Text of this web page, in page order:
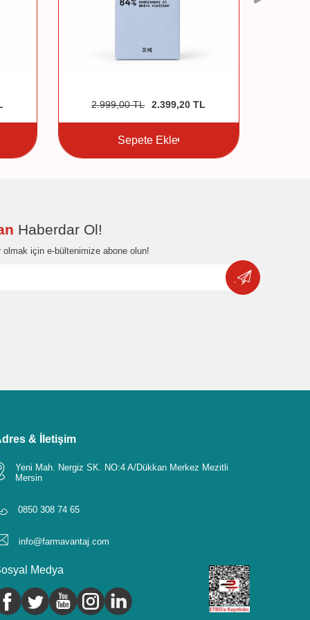
2.999,00TL 2.399,20 TL
Sepete Ekle
Haberdar Ol!
için e-bültenimize abone olun!
& İletişim
Yeni Mah. Nergiz SK. NO:4 A/Dükkan Merkez Mezitli
Mersin
0850 308 74 65
info@farmavantaj.com
Medya